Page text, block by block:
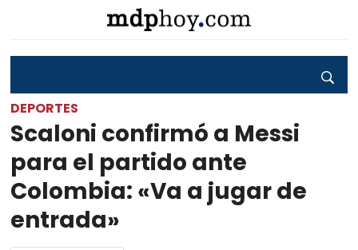
DEPORTES
Scaloni confirmó a Messi
para el partido ante
Colombia: «Va a jugar de
entrada»